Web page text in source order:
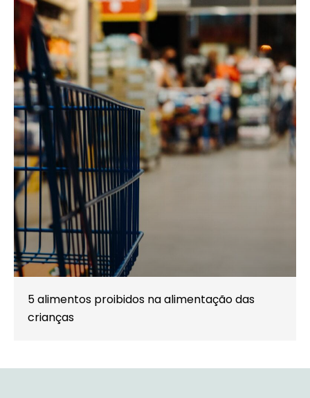
5 alimentos proibidos na alimentação das
crianças